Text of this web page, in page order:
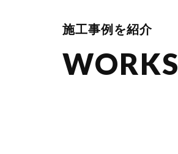
施工事例を紹介
WORKS